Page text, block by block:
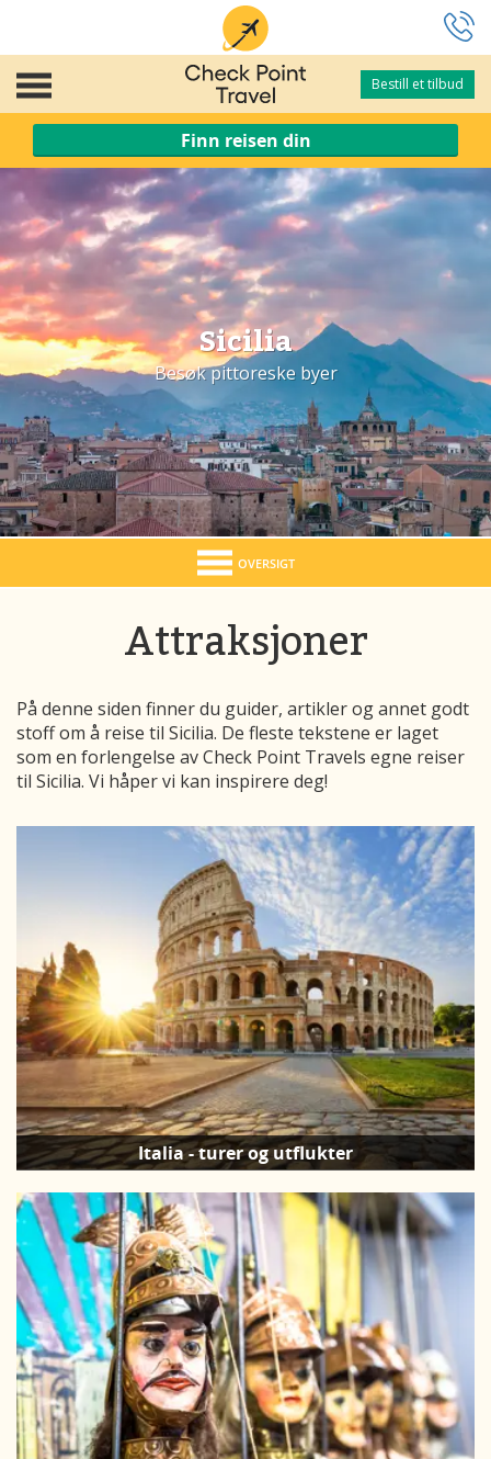
Bestill et tilbud
Bestill et tilbud
Finn reisen din
Sicilia
Besøk pittoreske byer
OVERSIGT
Attraksjoner
På denne siden finner du guider, artikler og annet godt
stoff om å reise til Sicilia. De fleste tekstene er laget
som en forlengelse av Check Point Travels egne reiser
til Sicilia. Vi håper vi kan inspirere deg!
Italia - turer og utflukter